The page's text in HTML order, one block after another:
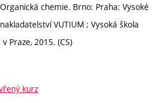
chemie. Brno: Praha: Vysoké
VUTIUM ; Vysoká škola
Praze, 2015. (CS)
kurz